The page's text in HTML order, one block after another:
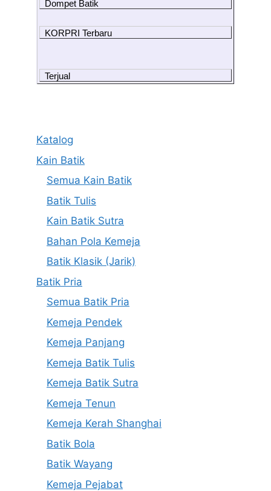
Dompet Batik
KORPRI Terbaru
Terjual
Katalog
Kain Batik
Semua Kain Batik
Batik Tulis
Kain Batik Sutra
Bahan Pola Kemeja
Batik Klasik (Jarik)
Batik Pria
Semua Batik Pria
Kemeja Pendek
Kemeja Panjang
Kemeja Batik Tulis
Kemeja Batik Sutra
Kemeja Tenun
Kemeja Kerah Shanghai
Batik Bola
Batik Wayang
Kemeja Pejabat